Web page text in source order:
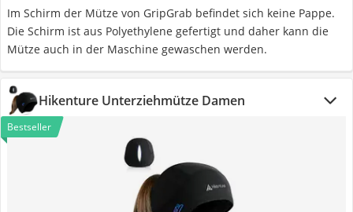
Im Schirm der Mütze von GripGrab befindet sich keine Pappe.
Die Schirm ist aus Polyethylene gefertigt und daher kann die
Mütze auch in der Maschine gewaschen werden.
Hikenture Unterziehmütze Damen
Bestseller